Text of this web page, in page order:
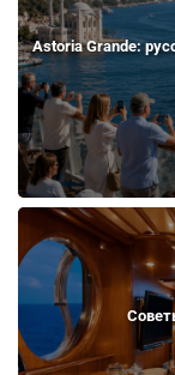
Astoria Grande: